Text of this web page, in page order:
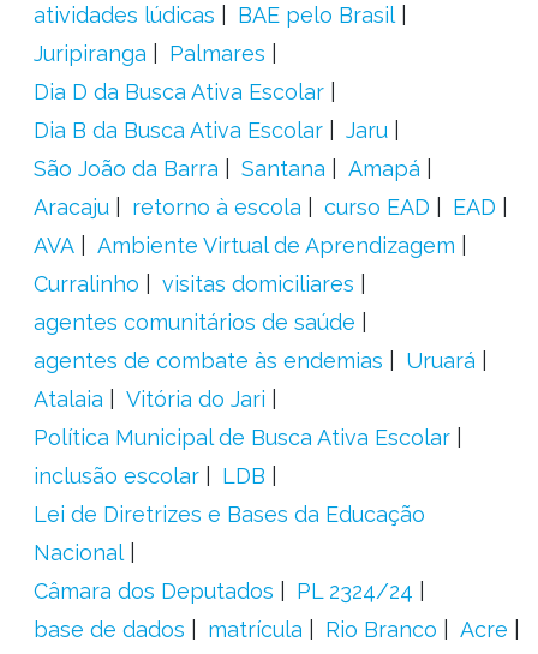
atividades lúdicas
BAE pelo Brasil
Juripiranga
Palmares
Dia D da Busca Ativa Escolar
Dia B da Busca Ativa Escolar
Jaru
São João da Barra
Santana
Amapá
Aracaju
retorno à escola curso EAD
EAD
AVA
Ambiente Virtual de Aprendizagem
Curralinho
visitas domiciliares
agentes comunitários de saúde
agentes de combate às endemias
Uruará
Atalaia
Vitória do Jari
Política Municipal de Busca Ativa Escolar
inclusão escolar
LDB
Lei de Diretrizes e Bases da Educação
Nacional
Câmara dos Deputados
PL 2324/24
base de dados
matrícula Rio Branco
Acre